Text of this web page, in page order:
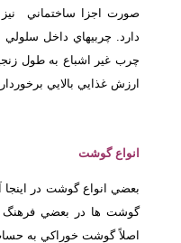
صورت اجزا ساختماني
دارد. چربيهاي داخل سلولي
ارزش غذايي بالايي
انواع گوشت
بعضي انواع گوشت در
گوشت ها در بعضي فرهنگ
اصلاً گوشت خوراكي به